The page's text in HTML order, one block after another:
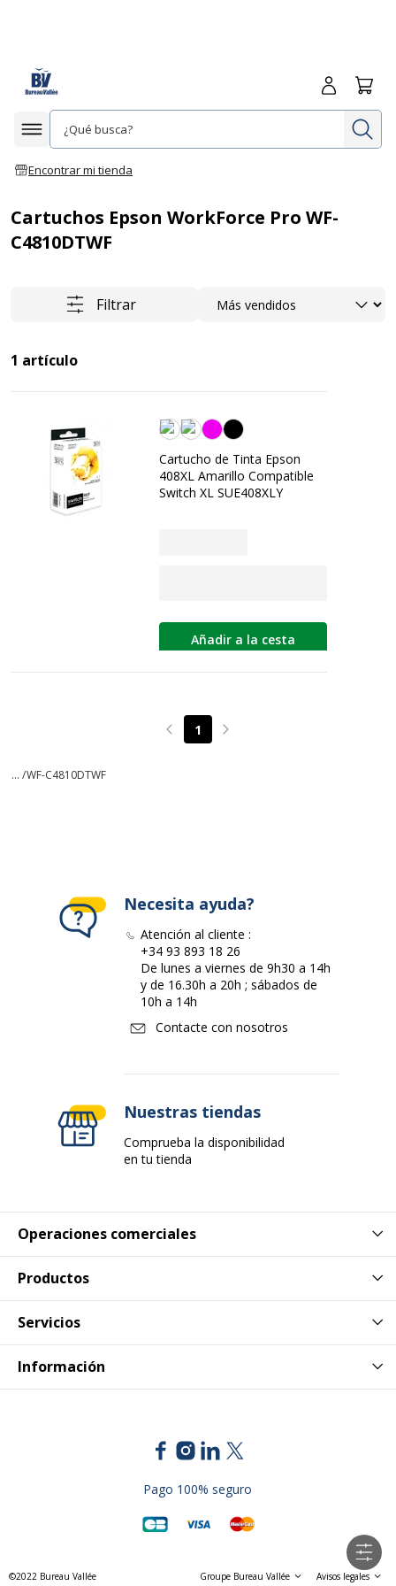
Afficher la navigation
Encontrar mi tienda
Iniciar
Cartuchos Epson WorkForce Pro WF-
C4810DTWF
Filtrar Ordenar
1 artículo
Amarilla
Cartucho de Tinta Epson
408XL Amarillo Compatible
Switch XL SUE408XLY
Añadir a la cesta
Page précédente
1 Page suivante
... /WF-C4810DTWF
Operaciones comerciales
Productos
Servicios
Información
Necesita ayuda?
Atención al cliente :
+34 93 893 18 26
De lunes a viernes de 9h30 a 14h
y de 16.30h a 20h ; sábados de
10h a 14h
Contacte con nosotros
Nuestras tiendas
Comprueba la disponibilidad
en tu tienda
Pago 100% seguro
©2022 Bureau Vallée Groupe Bureau Vallée Avisos legales